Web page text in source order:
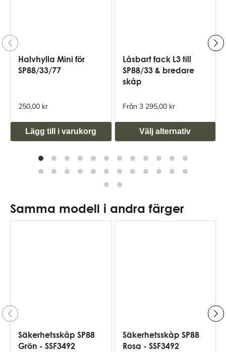
Halvhylla Mini för
SP88/33/77
250,00 kr
Lägg till i varukorg
Låsbart fack L3 till
SP88/33 & bredare
skåp
Från 3 295,00 kr
Välj alternativ
Samma modell i andra färger
Säkerhetsskåp SP88
Grön - SSF3492
Säkerhetsskåp SP88
Rosa - SSF3492